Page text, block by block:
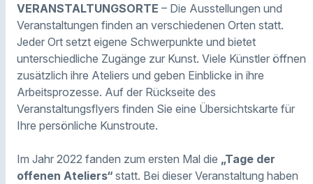
VERANSTALTUNGSORTE – Die Ausstellungen und
Veranstaltungen finden an verschiedenen Orten statt.
Jeder Ort setzt eigene Schwerpunkte und bietet
unterschiedliche Zugänge zur Kunst. Viele Künstler öffnen
zusätzlich ihre Ateliers und geben Einblicke in ihre
Arbeitsprozesse. Auf der Rückseite des
Veranstaltungsflyers finden Sie eine Übersichtskarte für
Ihre persönliche Kunstroute.
Im Jahr 2022 fanden zum ersten Mal die „Tage der
offenen Ateliers“ statt. Bei dieser Veranstaltung haben